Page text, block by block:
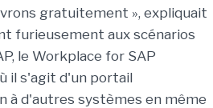
gratuitement », expliquait
furieusement aux scénarios
le Workplace for SAP
il s'agit d'un portail
à d'autres systèmes en même